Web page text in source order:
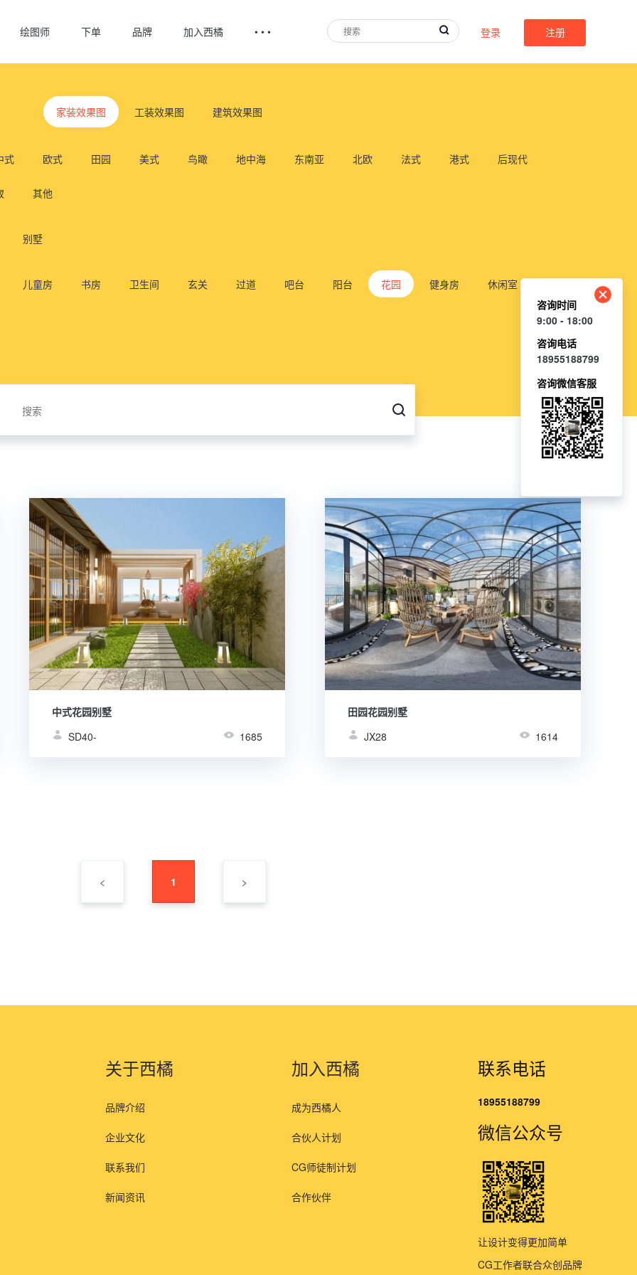
绘图师 下单 品牌 加入西橘 • • • 登录 注册
家装效果图 工装效果图 建筑效果图
式 欧式 田园 美式 鸟瞰 地中海 东南亚 北欧 法式 港式 后现代
其他
别墅
儿童房 书房 卫生间 玄关 过道 吧台 阳台 花园 健身房 休闲室
中式花园别墅
SD40-
1685
田园花园别墅
JX28
1614
< 1 >
关于西橘
品牌介绍
企业文化
联系我们
新闻资讯
加入西橘
成为西橘人
合伙人计划
CG师徒制计划
合作伙伴
联系电话
18955188799
微信公众号
让设计变得更加简单
CG工作者联合众创品牌
咨询时间
9:00 - 18:00
咨询电话
18955188799
咨询微信客服